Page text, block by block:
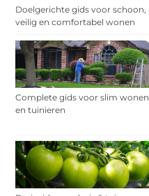
Doelgerichte gids voor schoon,
veilig en comfortabel wonen
Complete gids voor slim wonen
en tuinieren